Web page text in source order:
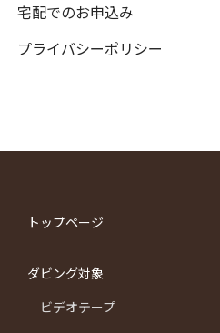
宅配でのお申込み
プライバシーポリシー
トップページ
ダビング対象
ビデオテープ